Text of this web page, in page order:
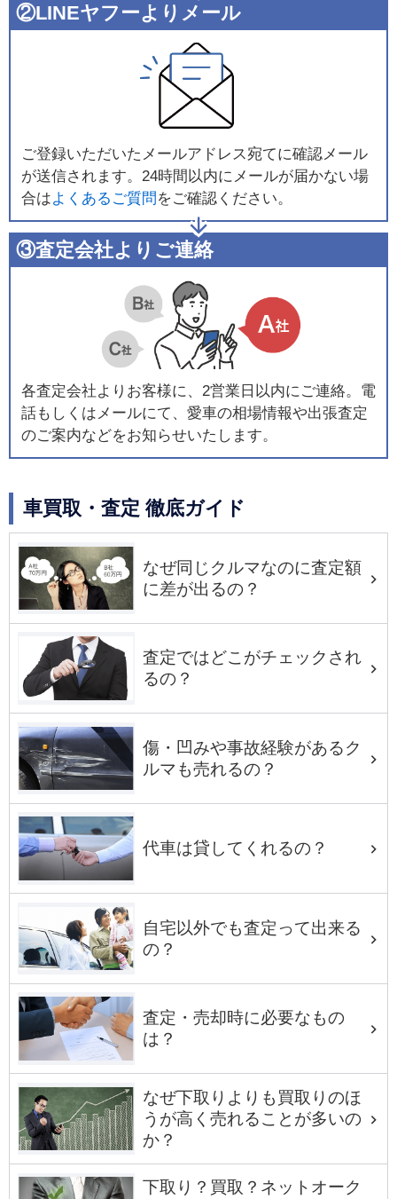
②LINEヤフーよりメール
ご登録いただいたメールアドレス宛てに確認メール
が送信されます。24時間以内にメールが届かない場
合はよくあるご質問 をご確認ください。
③査定会社よりご連絡
各査定会社よりお客様に、2営業日以内にご連絡。電
話もしくはメールにて、愛車の相場情報や出張査定
のご案内などをお知らせいたします。
車買取・査定 徹底ガイド
なぜ同じクルマなのに査定額
に差が出るの？
査定ではどこがチェックされ
るの？
傷・凹みや事故経験があるク
ルマも売れるの？
代車は貸してくれるの？
自宅以外でも査定って出来る
の？
査定・売却時に必要なもの
は？
なぜ下取りよりも買取りのほ
うが高く売れることが多いの
か？
下取り？買取？ネットオーク